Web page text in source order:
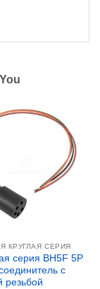
КРУГЛАЯ СЕРИЯ
серия BH5F 5P
с
резьбой